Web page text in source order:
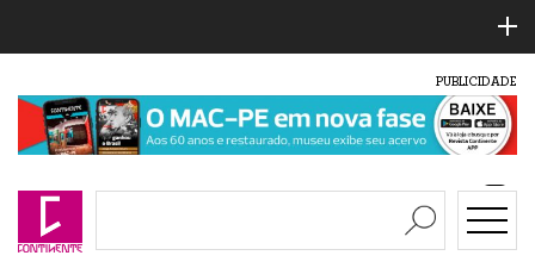
PUBLICIDADE